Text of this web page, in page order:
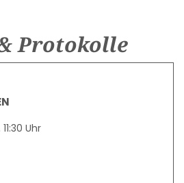
Protokolle
Uhr